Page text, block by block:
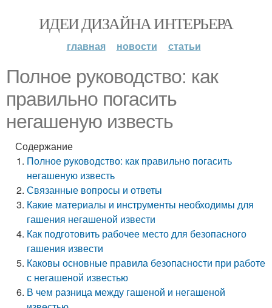
ИДЕИ ДИЗАЙНА ИНТЕРЬЕРА
главная новости статьи
Полное руководство: как
правильно погасить
негашеную известь
Содержание
Полное руководство: как правильно погасить
негашеную известь
Связанные вопросы и ответы
Какие материалы и инструменты необходимы для
гашения негашеной извести
Как подготовить рабочее место для безопасного
гашения извести
Каковы основные правила безопасности при работе
с негашеной известью
В чем разница между гашеной и негашеной